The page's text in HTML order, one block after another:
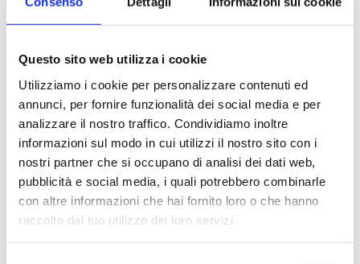
Questo sito web utilizza i cookie
Utilizziamo i cookie per personalizzare contenuti ed
annunci, per fornire funzionalità dei social media e per
analizzare il nostro traffico. Condividiamo inoltre
informazioni sul modo in cui utilizzi il nostro sito con i
nostri partner che si occupano di analisi dei dati web,
pubblicità e social media, i quali potrebbero combinarle
con altre informazioni che hai fornito loro o che hanno
raccolto dal tuo utilizzo dei loro servizi.
Il progetto“SpazioComune”è finalizzato alla creazione di
luoghi e spazi di comunità e di relazione in grado di
territorialeallo scopo di unire e portare valore alle realtà
territoriali locali, a partire dalla valorizzazione del
patrimonio immobiliare pubblico in disuso o da riqualificare.
Il confronto sarà partecipato anche dai Partner della
SpazioComuneche porteranno le proprie esperienze di
gestione focalizzandosi in particolare sulla relazione di Rete
e sul rapporto con le comunità e territori di riferimento.
Alla condivisione del progetto parteciperanno anche il